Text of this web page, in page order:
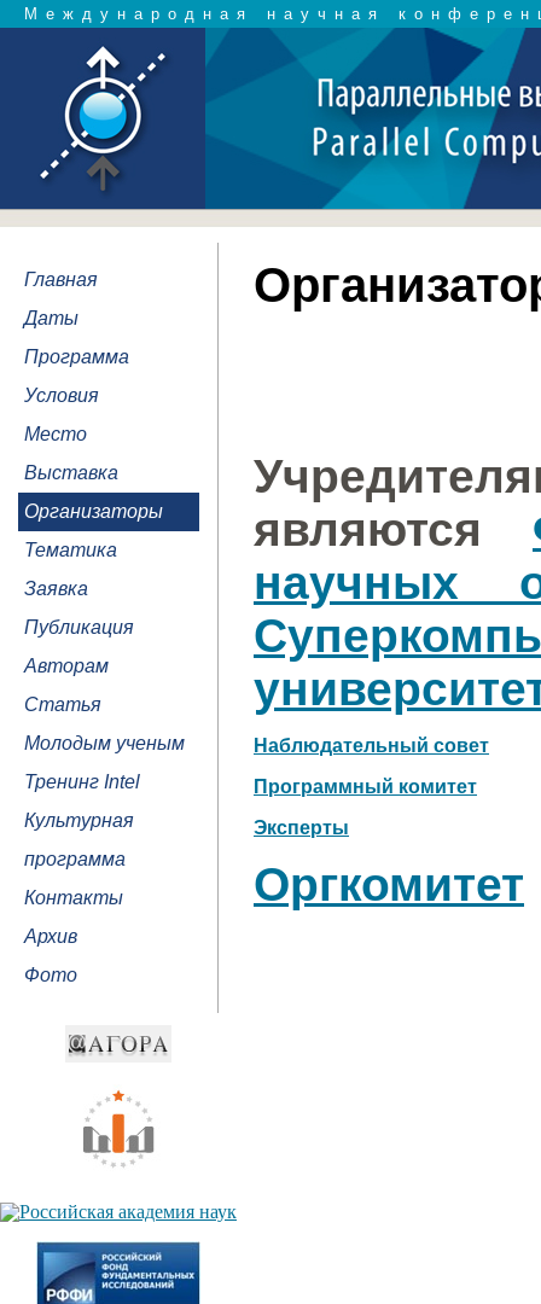
Международная научная
Главная
Даты
Программа
Условия
Место
Выставка
Организаторы
Тематика
Заявка
Публикация
Авторам
Статья
Молодым ученым
Тренинг Intel
Культурная
программа
Контакты
Архив
Фото
являются
научных
Наблюдательный совет
Программный комитет
Эксперты
Оргкомитет